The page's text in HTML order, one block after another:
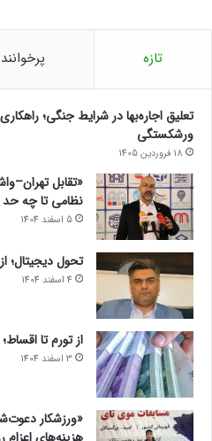
تازه
تعلیق اجاره‌بها در شرایط جنگی؛
ورشکستگی
18 فروردین 1405
«تقابل
نظامی تا چه
5 اسفند 1404
تحول دیجیتال؛
4 اسفند 1404
از تورم تا
3 اسفند 1404
«ورزشکار